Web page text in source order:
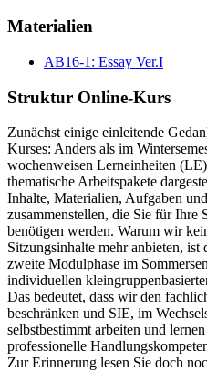
Materialien
AB16-1: Essay Ver.I
Struktur Online-Kurs
Zunächst einige einleitende
Kurses: Anders als im
wochenweisen Lerneinheiten
thematische Arbeitspakete
Inhalte, Materialien, Aufgaben
zusammenstellen, die Sie für Ihre
benötigen werden. Warum wir
Sitzungsinhalte mehr anbieten, ist
zweite Modulphase im
individuellen
Das bedeutet, dass wir den
beschränken und SIE, im
selbstbestimmt arbeiten und
professionelle
Zur Erinnerung lesen Sie doch